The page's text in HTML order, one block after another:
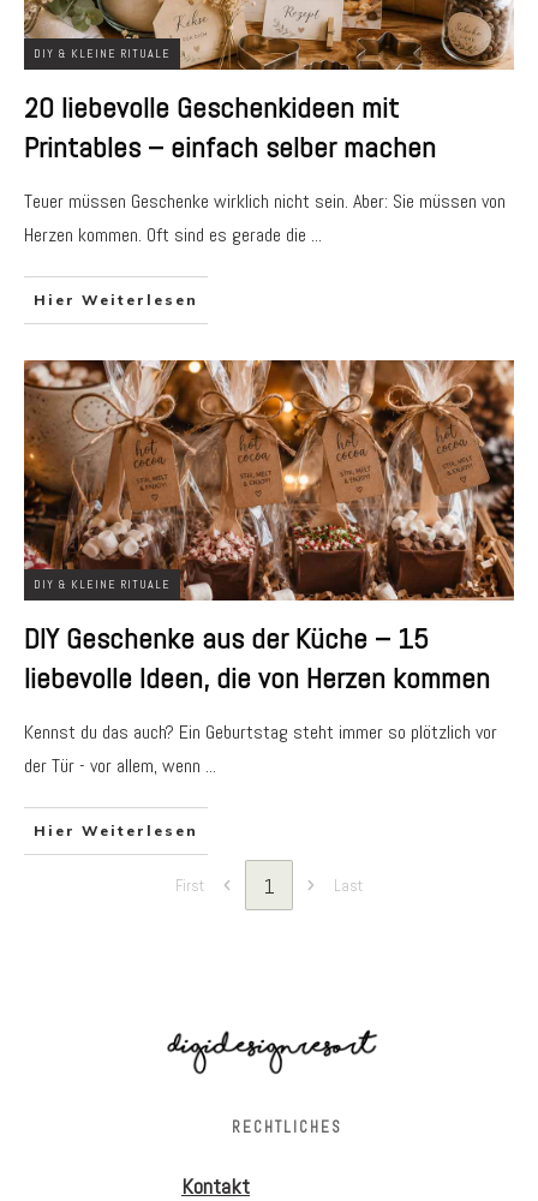
DIY & KLEINE RITUALE
20 liebevolle Geschenkideen mit
Printables – einfach selber machen
Teuer müssen Geschenke wirklich nicht sein. Aber: Sie müssen von
Herzen kommen. Oft sind es gerade die ...
Hier Weiterlesen
DIY & KLEINE RITUALE
DIY Geschenke aus der Küche – 15
liebevolle Ideen, die von Herzen kommen
Kennst du das auch? Ein Geburtstag steht immer so plötzlich vor
der Tür - vor allem, wenn ...
Hier Weiterlesen
First 1 Last
RECHTLICHES
Kontakt